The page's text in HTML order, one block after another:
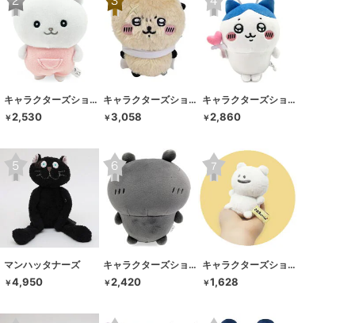
キャラクターズショップ ラフラフ
￥2,530
キャラクターズショップ ラフラフ
￥3,058
キャラクターズショップ ラフラフ
￥2,860
マンハッタナーズ
￥4,950
キャラクターズショップ ラフラフ
￥2,420
キャラクターズショップ ラフラフ
￥1,628